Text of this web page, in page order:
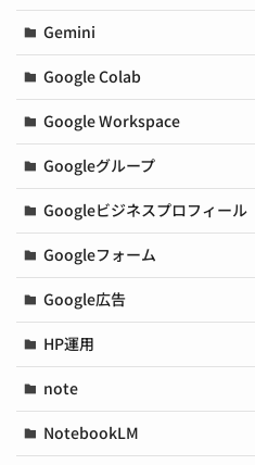
Gemini
Google Colab
Google Workspace
Googleグループ
Googleビジネスプロフィール
Googleフォーム
Google広告
HP運用
note
NotebookLM